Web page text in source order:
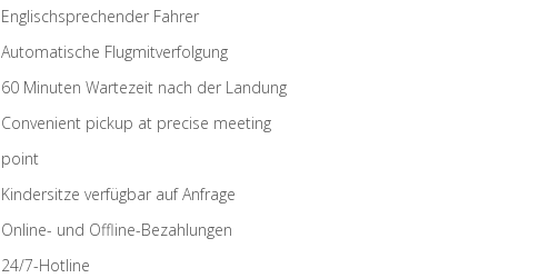
Englischsprechender Fahrer
Automatische Flugmitverfolgung
60 Minuten Wartezeit nach der Landung
Convenient pickup at precise meeting
point
Kindersitze verfügbar auf Anfrage
Online- und Offline-Bezahlungen
24/7-Hotline